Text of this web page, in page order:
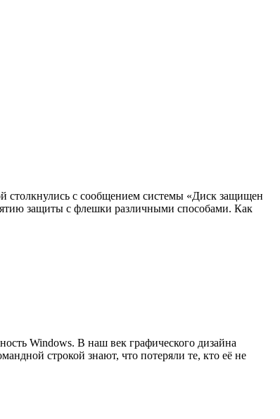
столкнулись с сообщением системы «Диск защищен
защиты с флешки различными способами. Как
Windows. В наш век графического дизайна
строкой знают, что потеряли те, кто её не